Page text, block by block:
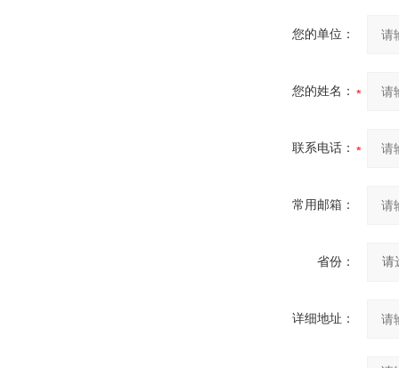
您的单位：
您的姓名：
联系电话：
常用邮箱：
省份：
详细地址：